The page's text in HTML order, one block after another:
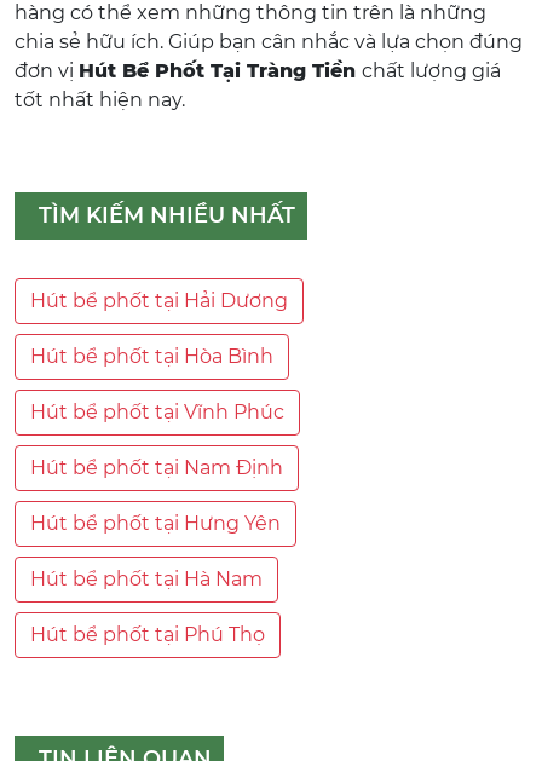
hàng có thể xem những thông tin trên là những
chia sẻ hữu ích. Giúp bạn cân nhắc và lựa chọn đúng
đơn vị Hút Bể Phốt Tại Tràng Tiền chất lượng giá
tốt nhất hiện nay.
TÌM KIẾM NHIỀU NHẤT
Hút bể phốt tại Hải Dương
Hút bể phốt tại Hòa Bình
Hút bể phốt tại Vĩnh Phúc
Hút bể phốt tại Nam Định
Hút bể phốt tại Hưng Yên
Hút bể phốt tại Hà Nam
Hút bể phốt tại Phú Thọ